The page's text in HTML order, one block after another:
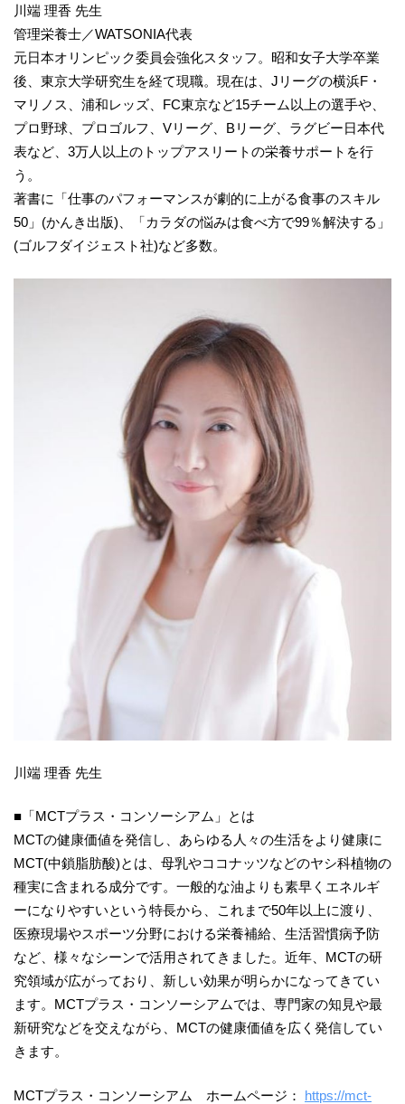
川端 理香 先生
管理栄養士／WATSONIA代表
元日本オリンピック委員会強化スタッフ。昭和女子大学卒業
後、東京大学研究生を経て現職。現在は、Jリーグの横浜F・
マリノス、浦和レッズ、FC東京など15チーム以上の選手や、
プロ野球、プロゴルフ、Vリーグ、Bリーグ、ラグビー日本代
表など、3万人以上のトップアスリートの栄養サポートを行
う。
著書に「仕事のパフォーマンスが劇的に上がる食事のスキル
50」(かんき出版)、「カラダの悩みは食べ方で99％解決する」
(ゴルフダイジェスト社)など多数。
川端 理香 先生
■「MCTプラス・コンソーシアム」とは
MCTの健康価値を発信し、あらゆる人々の生活をより健康に
MCT(中鎖脂肪酸)とは、母乳やココナッツなどのヤシ科植物の
種実に含まれる成分です。一般的な油よりも素早くエネルギ
ーになりやすいという特長から、これまで50年以上に渡り、
医療現場やスポーツ分野における栄養補給、生活習慣病予防
など、様々なシーンで活用されてきました。近年、MCTの研
究領域が広がっており、新しい効果が明らかになってきてい
ます。MCTプラス・コンソーシアムでは、専門家の知見や最
新研究などを交えながら、MCTの健康価値を広く発信してい
きます。
MCTプラス・コンソーシアム ホームページ： https://mct-